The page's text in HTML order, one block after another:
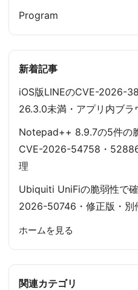
Program
新着記事
iOS版LINEのCVE-2026-
26.3.0未満・アプリ内ブ
Notepad++ 8.9.7の5件の
CVE-2026-54758・
理
Ubiquiti UniFiの脆弱性で
2026-50746・修正版・別
ホームを見る
関連カテゴリ